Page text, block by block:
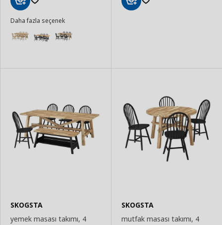
Ekle
Daha fazla seçenek
SKOGSTA
yemek masası takımı, 4
SKOGSTA
mutfak masası takımı, 4